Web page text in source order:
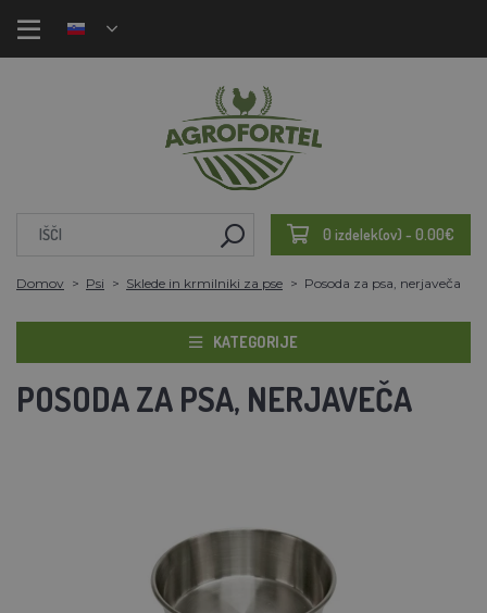
0 izdelek(ov) - 0.00€
Domov Psi Sklede in krmilniki za pse Posoda za psa, nerjaveča
KATEGORIJE
POSODA ZA PSA, NERJAVEČA